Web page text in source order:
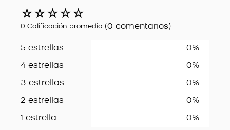
☆☆☆☆☆
0 Calificación promedio (0 comentarios)
5 estrellas 0%
4 estrellas 0%
3 estrellas 0%
2 estrellas 0%
1 estrella 0%